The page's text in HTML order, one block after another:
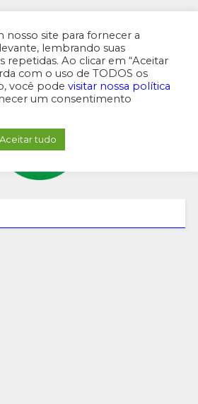
nosso site para fornecer a
lembrando suas
repetidas. Ao clicar em “Aceitar
com o uso de TODOS os
você pode visitar nossa política
um consentimento
Aceitar tudo